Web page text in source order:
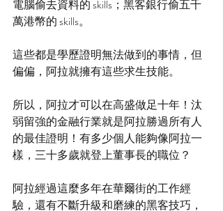
電腦偷去資料的 skills；黑客銀行偷五千
萬港幣的 skills。
這些都是學歷證明無法做到的事情，但
偏偏，阿拉就擁有這些求生技能。
所以，阿拉才可以在高盛做足十年！汰
弱留強的金融行業就是阿拉勝過所有人
的最佳證明！有多少個人能夠像阿拉一
樣，三十多歲就登上董事長的職位？
阿拉經過這麼多年在華爾街的工作經
驗，還有不斷升級和磨練的黑客技巧，